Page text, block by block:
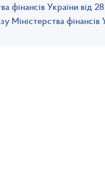
фінансів України
Міністерства